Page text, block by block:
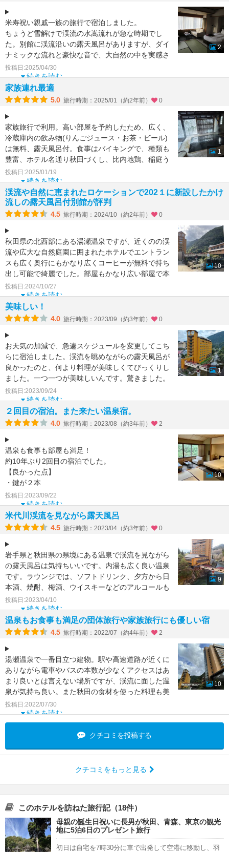
米寿祝い親戚一族の旅行で宿泊しました。
ちょうど雪解けで渓流の水嵩流れが急な時期でし
た。別館に渓流沿いの露天風呂がありますが、ダイ
ナミックな流れと豪快な音で、大自然の中を実感さ
せられる感覚でした。当
続きを読む
投稿日:2025/04/30
2
家族連れ最適
5.0 旅行時期：2025/01（約2年前） 0
家族旅行で利用。高い部屋を予約したため、広く、
冷蔵庫内の飲み物(りんごジュース・お茶・ビール)
は無料、露天風呂付。食事はバイキングで、種類も
豊富、ホテル名通り秋田づくし、比内地鶏、稲庭う
どん、きりたん
続きを読む
投稿日:2025/01/19
1
渓流や自然に恵まれたロケーションで202１に新設したかけ
流しの露天風呂付別館が評判
4.5 旅行時期：2024/10（約2年前） 0
秋田県の北西部にある湯瀬温泉ですが、近くのの渓
流や広大な自然庭園に囲まれたホテルでエントラン
スも広く奥行にもかなり広くコーヒーが無料で持ち
出し可能で綺麗でした。部屋もかなり広い部屋で本
館と別館の間を渓
続きを読む
投稿日:2024/10/27
10
美味しい！
4.0 旅行時期：2023/09（約3年前） 0
お天気の加減で、急遽スケジュールを変更してこち
らに宿泊しました。渓流を眺めながらの露天風呂が
良かったのと、何より料理が美味しくてびっくりし
ました。一つ一つが美味しいんです。驚きました。
スタッフの方の対
続きを読む
投稿日:2023/09/24
1
２回目の宿泊。また来たい温泉宿。
4.0 旅行時期：2023/08（約3年前） 2
温泉も食事も部屋も満足！
約10年ぶり2回目の宿泊でした。
【良かった点】
・鍵が２本
・夕食・朝食ともビュッフェだったが、地の料理が
多く、手が混んでいるものばかりで美味しかった
・館内や温
続きを読む
投稿日:2023/09/22
10
米代川渓流を見ながら露天風呂
4.5 旅行時期：2023/04（約3年前） 0
岩手県と秋田県の県境にある温泉で渓流を見ながら
の露天風呂は気持ちいいです。内湯も広く良い温泉
です。ラウンジでは、ソフトドリンク、夕方から日
本酒、焼酎、梅酒、ウイスキーなどのアルコールも
フリーでいただく
続きを読む
投稿日:2023/04/10
9
温泉もお食事も満足の団体旅行や家族旅行にも優しい宿
4.5 旅行時期：2022/07（約4年前） 2
湯瀬温泉で一番目立つ建物。駅や高速道路が近くに
ありながら電車やバスの本数が少なくアクセスはあ
まり良いとは言えない場所ですが、渓流に面した温
泉が気持ち良い。また秋田の食材を使った料理も美
味しく、ラウンジ
続きを読む
投稿日:2022/07/30
10
クチコミを投稿する
クチコミをもっと見る
このホテルを訪ねた旅行記（18件）
母親の誕生日祝いに長男が秋田、青森、東京の観光
地に5泊6日のプレゼント旅行
初日は自宅を7時30分に車で出発して空港に移動し、羽